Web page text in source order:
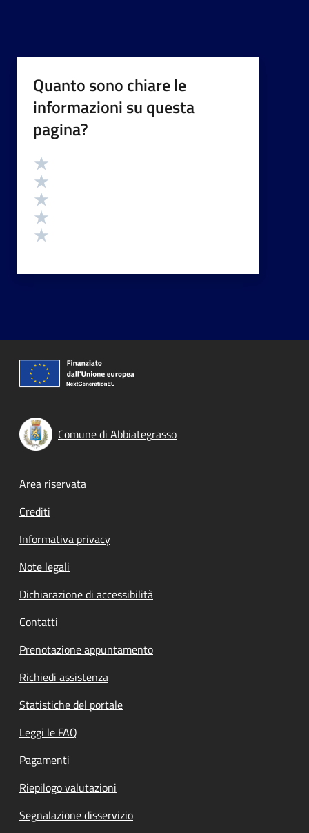
Quanto sono chiare le
informazioni su questa
pagina?
Valutazione
Comune di Abbiategrasso
Footer menu
Area riservata
Crediti
Informativa privacy
Note legali
Dichiarazione di accessibilità
Contatti
Prenotazione appuntamento
Richiedi assistenza
Statistiche del portale
Leggi le FAQ
Pagamenti
Riepilogo valutazioni
Segnalazione disservizio